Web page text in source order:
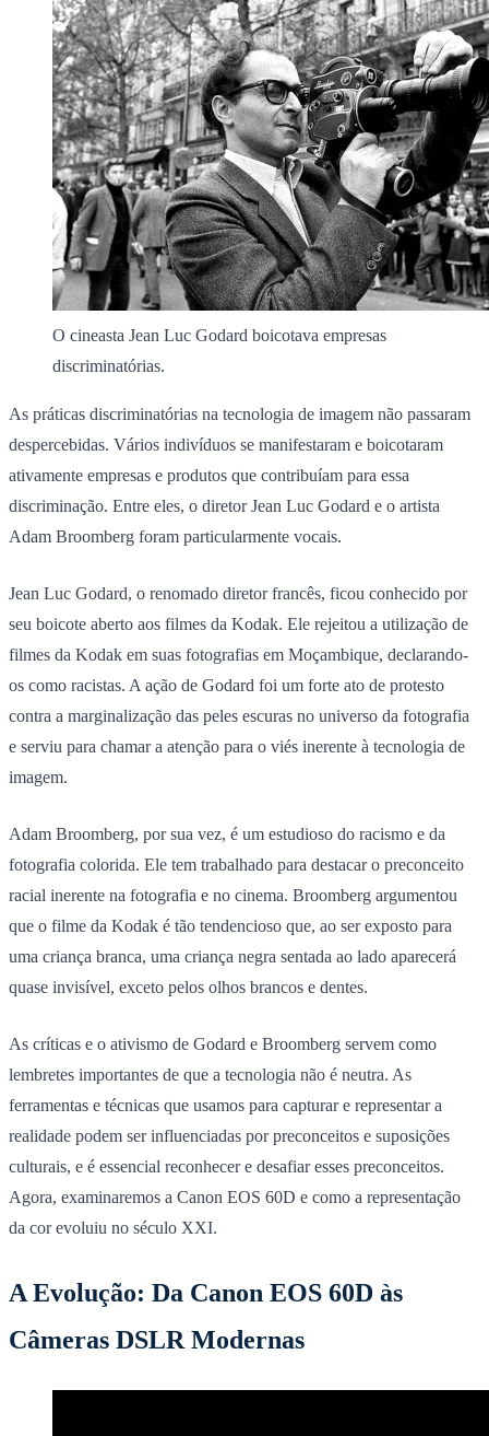
O cineasta Jean Luc Godard boicotava empresas
discriminatórias.
As práticas discriminatórias na tecnologia de imagem não passaram
despercebidas. Vários indivíduos se manifestaram e boicotaram
ativamente empresas e produtos que contribuíam para essa
discriminação. Entre eles, o diretorJean Luc Godard e o artista
Adam Broomberg foram particularmente vocais.
Jean Luc Godard, o renomado diretor francês, ficou conhecido por
seu boicote aberto aos filmes da Kodak. Ele rejeitou a utilização de
filmes da Kodak em suas fotografias em Moçambique, declarando-
os como racistas. A ação de Godard foi um forte ato de protesto
contra a marginalização das peles escuras no universo da fotografia
e serviu para chamar a atenção para o viés inerente à tecnologia de
imagem.
Adam Broomberg, por sua vez, é um estudioso do racismo e da
fotografia colorida. Ele tem trabalhado para destacar o preconceito
racial inerente na fotografia e no cinema. Broomberg argumentou
que o filme da Kodak é tão tendencioso que, ao ser exposto para
uma criança branca, uma criança negra sentada ao lado aparecerá
quase invisível, exceto pelos olhos brancos e dentes.
As críticas e o ativismo de Godard e Broomberg servem como
lembretes importantes de que a tecnologia não é neutra. As
ferramentas e técnicas que usamos para capturar e representar a
realidade podem ser influenciadas por preconceitos e suposições
culturais, e é essencial reconhecer e desafiar esses preconceitos.
Agora, examinaremos a Canon EOS 60D e como a representação
da cor evoluiu no século XXI.
A Evolução: Da Canon EOS 60D às
Câmeras DSLR Modernas